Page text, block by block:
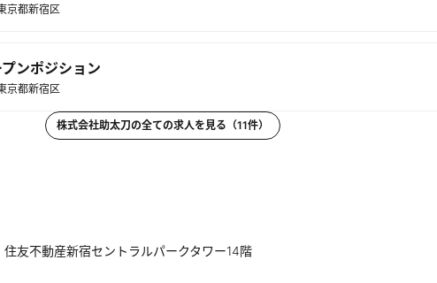
京都新宿区
ンポジション
京都新宿区
株式会社助太刀の全ての求人を見る（11件）
友不動産新宿セントラルパークタワー14階